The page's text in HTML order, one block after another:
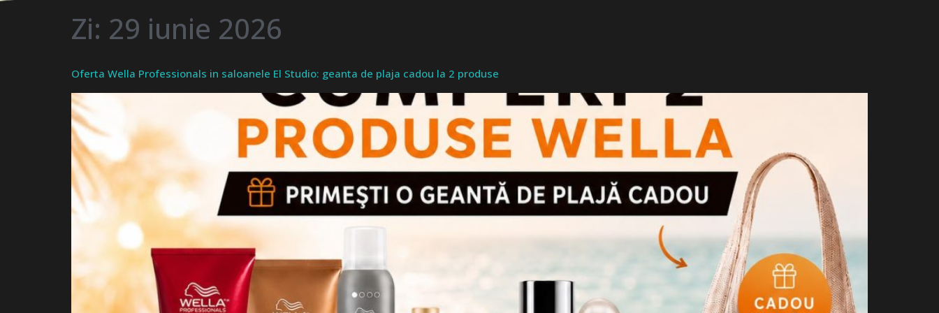
Zi: 29 iunie 2026
Oferta Wella Professionals in saloanele El Studio: geanta de plaja cadou la 2 produse